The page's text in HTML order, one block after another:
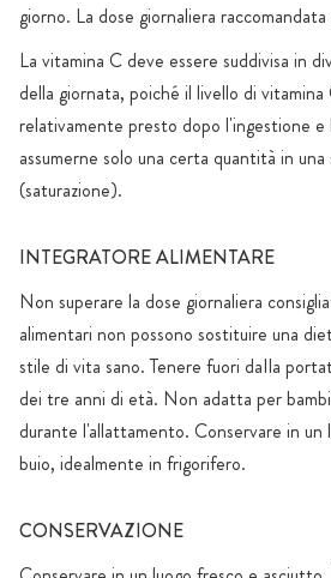
giorno. La dose giornaliera
La vitamina C deve essere suddivisa in
della giornata, poiché il livello di vitamina
relativamente presto dopo l'ingestione e
assumerne solo una certa quantità in
(saturazione).
INTEGRATORE ALIMENTARE
Non superare la dose giornaliera
alimentari non possono sostituire una
stile di vita sano. Tenere fuori daIla
dei tre anni di età. Non adatta per
durante l'allattamento. Conservare in un
buio, idealmente in frigorifero.
CONSERVAZIONE